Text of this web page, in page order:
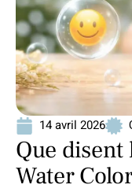
14 avril 2026
Que
Water